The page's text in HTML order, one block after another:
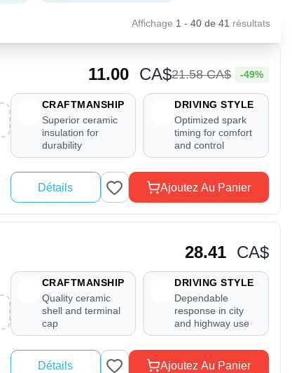
Affichage 1 - 40 de 41 résultats
11.00 CA$21.58CA$ -49%
CRAFTMANSHIP
Superior ceramic
insulation for
durability
DRIVING STYLE
Optimized spark
timing for comfort
and control
Détails Ajoutez Au Panier
28.41 CA$
CRAFTMANSHIP
Quality ceramic
shell and terminal
cap
DRIVING STYLE
Dependable
response in city
and highway use
Détails Ajoutez Au Panier